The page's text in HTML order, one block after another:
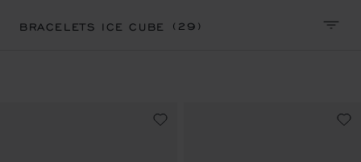
Elegance
BRACELETS ICE CUBE(29)